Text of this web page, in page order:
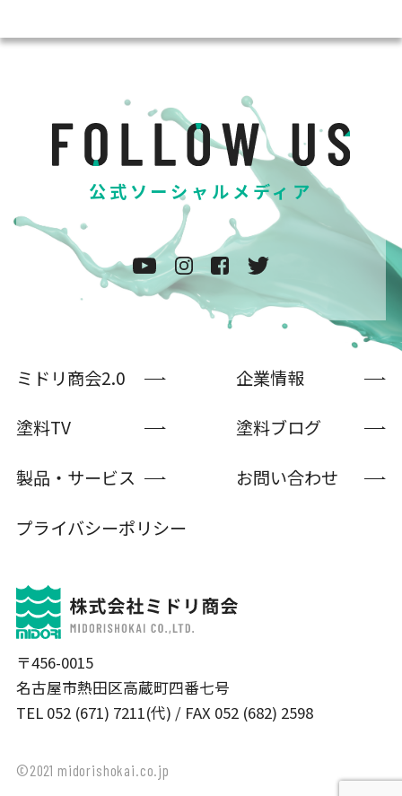
公式ソーシャルメディア
〒456-0015
名古屋市熱田区高蔵町四番七号
TEL 052 (671) 7211(代) / FAX 052 (682) 2598
ミドリ商会2.0
企業情報
塗料TV
塗料ブログ
製品・サービス
お問い合わせ
プライバシーポリシー
©2021 midorishokai.co.jp